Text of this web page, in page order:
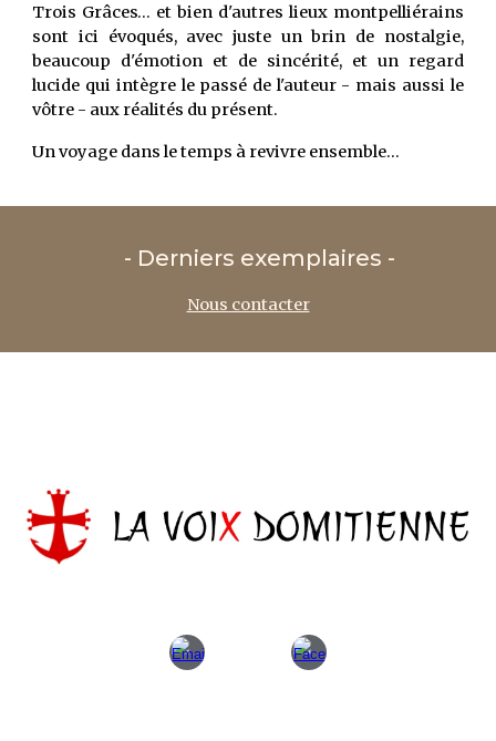
Trois Grâces… et bien d'autres lieux montpelliérains
sont ici évoqués, avec juste un brin de nostalgie,
beaucoup d'émotion et de sincérité, et un regard
lucide qui intègre le passé de l'auteur - mais aussi le
vôtre - aux réalités du présent.
Un voyage dans le temps à revivre ensemble…
- Derniers exemplaires -
Nous contacter